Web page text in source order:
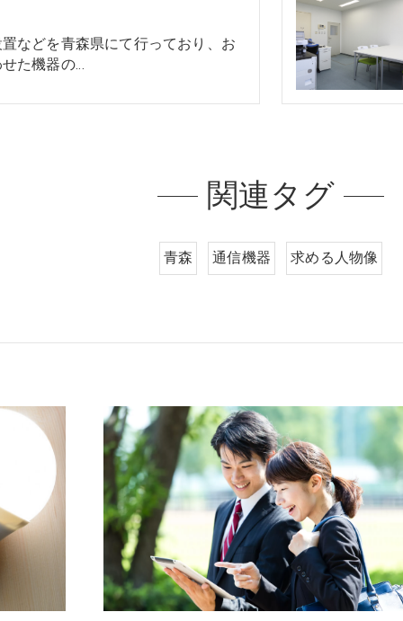
などを青森県にて行っており、お
た機器の…
関連タグ
青森 通信機器 求める人物像